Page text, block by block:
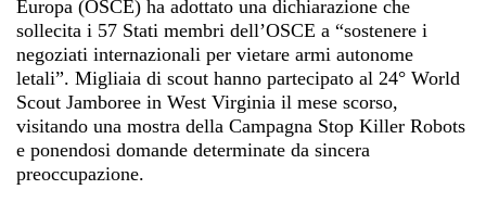
Europa (OSCE) ha adottato una dichiarazione che
sollecita i 57 Stati membri dell’OSCE a “sostenere i
negoziati internazionali per vietare armi autonome
letali”. Migliaia di scout hanno partecipato al 24° World
Scout Jamboree in West Virginia il ​​mese scorso,
visitando una mostra della Campagna Stop Killer Robots
e ponendosi domande determinate da sincera
preoccupazione.